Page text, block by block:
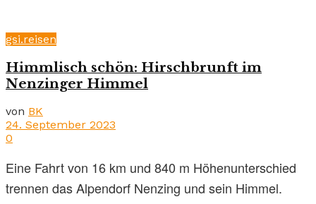
gsi.reisen
Himmlisch schön: Hirschbrunft im
Nenzinger Himmel
von BK
24. September 2023
0
Eine Fahrt von 16 km und 840 m Höhenunterschied
trennen das Alpendorf Nenzing und sein Himmel.